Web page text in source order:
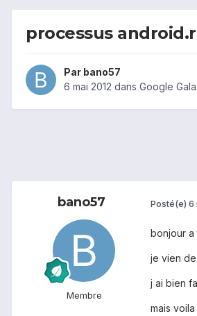
processus
Par bano57
6 mai 2012 dans Google
bano57
Membre
Posté(e) 6
bonjour a
je vien
j ai bien
mais